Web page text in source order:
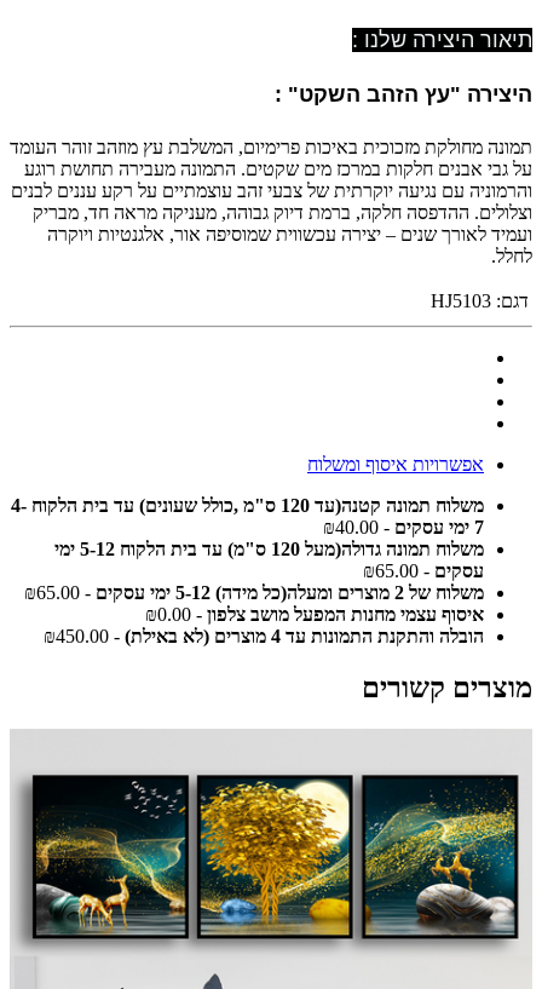
תיאור היצירה שלנו :
היצירה "עץ הזהב השקט" :
תמונה מחולקת מזכוכית באיכות פרימיום, המשלבת עץ מוזהב זוהר העומד
על גבי אבנים חלקות במרכז מים שקטים. התמונה מעבירה תחושת רוגע
והרמוניה עם נגיעה יוקרתית של צבעי זהב עוצמתיים על רקע עננים לבנים
וצלולים. ההדפסה חלקה, ברמת דיוק גבוהה, מעניקה מראה חד, מבריק
ועמיד לאורך שנים – יצירה עכשווית שמוסיפה אור, אלגנטיות ויוקרה
לחלל.
דגם: HJ5103
אפשרויות איסוף ומשלוח
משלוח תמונה קטנה(עד 120 ס"מ ,כולל שעונים) עד בית הלקוח 4-
7 ימי עסקים
- ₪40.00
משלוח תמונה גדולה(מעל 120 ס"מ) עד בית הלקוח 5-12 ימי
עסקים - ₪65.00
משלוח של 2 מוצרים ומעלה(כל מידה) 5-12 ימי עסקים
- ₪65.00
איסוף עצמי מחנות המפעל מושב צלפון - ₪0.00
הובלה והתקנת התמונות עד 4 מוצרים (לא באילת)
- ₪450.00
מוצרים קשורים